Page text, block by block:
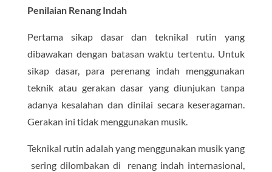
Penilaian Renang Indah
Pertama sikap dasar dan teknikal rutin yang
dibawakan dengan batasan waktu tertentu. Untuk
sikap dasar, para perenang indah menggunakan
teknik atau gerakan dasar yang diunjukan tanpa
adanya kesalahan dan dinilai secara keseragaman.
Gerakan ini tidak menggunakan musik.
Teknikal rutin adalah yang menggunakan musik yang
sering dilombakan di renang indah internasional,